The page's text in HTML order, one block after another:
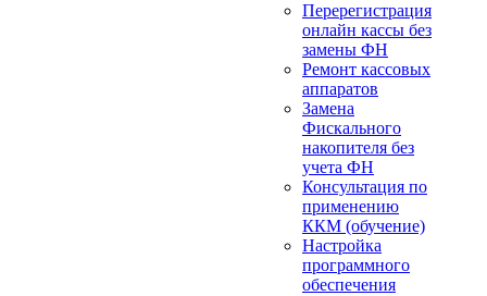
Перерегистрация
онлайн кассы без
замены ФН
Ремонт кассовых
аппаратов
Замена
Фискального
накопителя без
учета ФН
Консультация по
применению
ККМ (обучение)
Настройка
программного
обеспечения